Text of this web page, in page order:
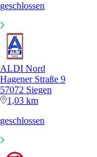
geschlossen
ALDI Nord
Hagener Straße 9
57072 Siegen
1,03 km
geschlossen